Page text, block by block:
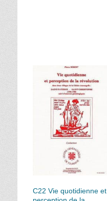
C22 Vie quotidienne et